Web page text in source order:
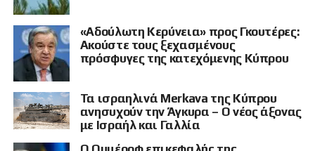
«Αδούλωτη Κερύνεια» προς Γκουτέρες:
Ακούστε τους ξεχασμένους
πρόσφυγες της κατεχόμενης Κύπρου
Τα ισραηλινά Merkava της Κύπρου
ανησυχούν την Άγκυρα – Ο νέος άξονας
με Ισραήλ και Γαλλία